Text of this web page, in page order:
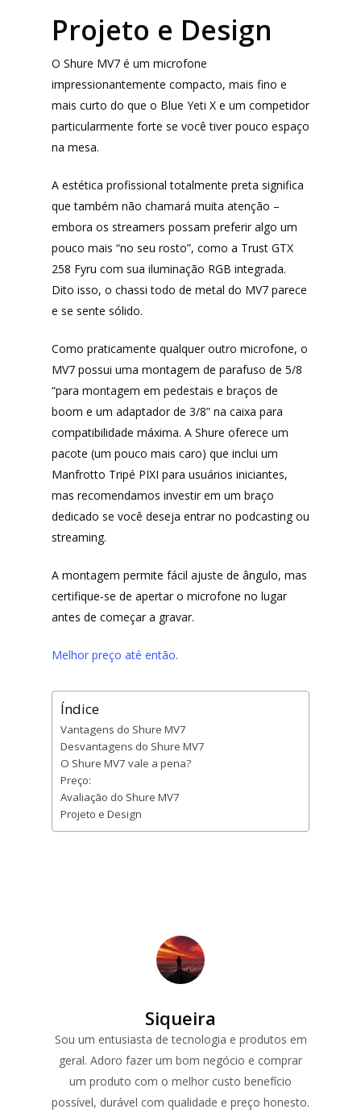
Projeto e Design
O Shure MV7 é um microfone
impressionantemente compacto, mais fino e
mais curto do que o Blue Yeti X e um competidor
particularmente forte se você tiver pouco espaço
na mesa.
A estética profissional totalmente preta significa
que também não chamará muita atenção –
embora os streamers possam preferir algo um
pouco mais “no seu rosto”, como a Trust GTX
258 Fyru com sua iluminação RGB integrada.
Dito isso, o chassi todo de metal do MV7 parece
e se sente sólido.
Como praticamente qualquer outro microfone, o
MV7 possui uma montagem de parafuso de 5/8
“para montagem em pedestais e braços de
boom e um adaptador de 3/8” na caixa para
compatibilidade máxima. A Shure oferece um
pacote (um pouco mais caro) que inclui um
Manfrotto Tripé PIXI para usuários iniciantes,
mas recomendamos investir em um braço
dedicado se você deseja entrar no podcasting ou
streaming.
A montagem permite fácil ajuste de ângulo, mas
certifique-se de apertar o microfone no lugar
antes de começar a gravar.
Melhor preço até então.
Índice
Vantagens do Shure MV7
Desvantagens do Shure MV7
O Shure MV7 vale a pena?
Preço:
Avaliação do Shure MV7
Projeto e Design
Siqueira
Sou um entusiasta de tecnologia e produtos em
geral. Adoro fazer um bom negócio e comprar
um produto com o melhor custo benefício
possível, durável com qualidade e preço honesto.
Cafés
Lista de lojas
Sofast
Electromarcas
Mprotect
ExtremeUV
Universo do Lar
Dunard
Moda Infantil
MindsUp
Divertida Moda
Moda Com Carinho
Piradinhos
Me Indique uma
Descontos
Amazon
iHerb
Wevans
MindsUp